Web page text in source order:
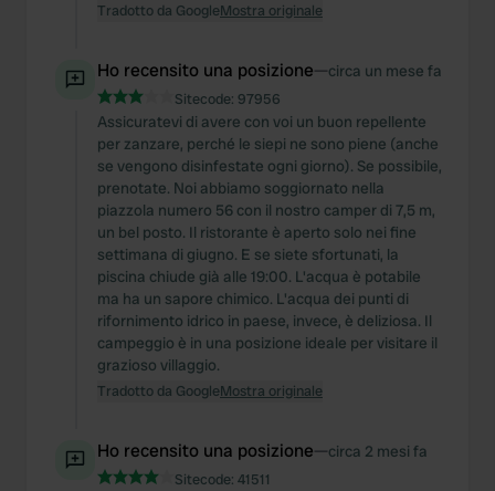
Tradotto da GoogleMostra originale
Ho recensito una posizione—circa un mese fa
Sitecode: 97956
Assicuratevi di avere con voi un buon repellente
per zanzare, perché le siepi ne sono piene (anche
se vengono disinfestate ogni giorno). Se possibile,
prenotate. Noi abbiamo soggiornato nella
piazzola numero 56 con il nostro camper di 7,5 m,
un bel posto. Il ristorante è aperto solo nei fine
settimana di giugno. E se siete sfortunati, la
piscina chiude già alle 19:00. L'acqua è potabile
ma ha un sapore chimico. L'acqua dei punti di
rifornimento idrico in paese, invece, è deliziosa. Il
campeggio è in una posizione ideale per visitare il
grazioso villaggio.
Tradotto da GoogleMostra originale
Ho recensito una posizione—circa 2 mesi fa
Sitecode: 41511